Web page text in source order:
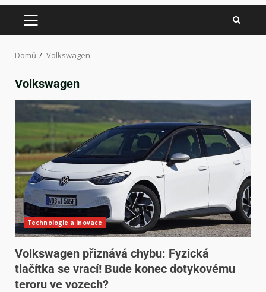
Domů Volkswagen
Volkswagen
Technologie a inovace
Volkswagen přiznává chybu: Fyzická
tlačítka se vrací! Bude konec dotykovému
teroru ve vozech?